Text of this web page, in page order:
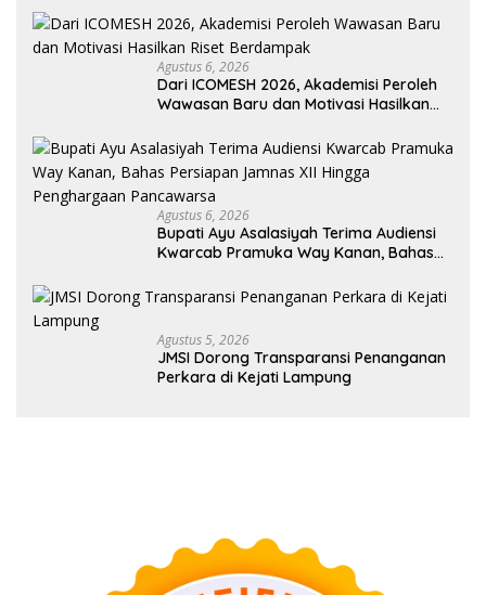
Agustus 6, 2026
Dari ICOMESH 2026, Akademisi Peroleh
Wawasan Baru dan Motivasi Hasilkan
Agustus 6, 2026
Bupati Ayu Asalasiyah Terima Audiensi
Kwarcab Pramuka Way Kanan, Bahas
Penghargaan Pancawarsa
Agustus 5, 2026
JMSI Dorong Transparansi Penanganan
Perkara di Kejati Lampung